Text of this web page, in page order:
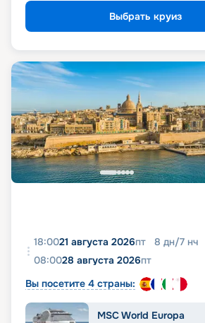
Выбрать круиз
18:0021 августа 2026пт 8 дн/7 нч
08:0028 августа 2026пт
Вы посетите 4 страны:
MSC World Europa